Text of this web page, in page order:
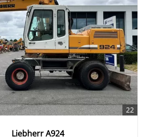
22
Liebherr A924